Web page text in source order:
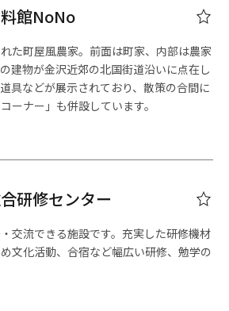
館NoNo
た町屋風農家。前面は町家、内部は農家
建物が金沢近郊の北国街道沿いに点在し
具などが展示されており、散策の合間に
ーナー」も併設しています。
研修センター
交流できる施設です。充実した研修機材
文化活動、合宿など幅広い研修、勉学の